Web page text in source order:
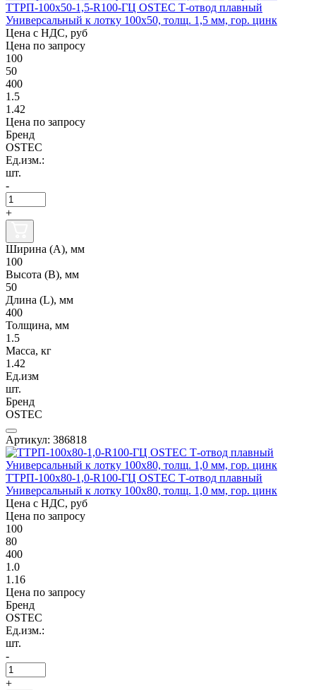
ТТРП-100х50-1,5-R100-ГЦ OSTEC Т-отвод плавный
Универсальный к лотку 100х50, толщ. 1,5 мм, гор. цинк
Цена с НДС, руб
Цена по запросу
100
50
400
1.5
1.42
Цена по запросу
Бренд
OSTEC
Ед.изм.:
шт.
-
+
Ширина (А), мм
100
Высота (В), мм
50
Длина (L), мм
400
Толщина, мм
1.5
Масса, кг
1.42
Ед.изм
шт.
Бренд
OSTEC
Артикул: 386818
ТТРП-100х80-1,0-R100-ГЦ OSTEC Т-отвод плавный
Универсальный к лотку 100х80, толщ. 1,0 мм, гор. цинк
Цена с НДС, руб
Цена по запросу
100
80
400
1.0
1.16
Цена по запросу
Бренд
OSTEC
Ед.изм.:
шт.
-
+